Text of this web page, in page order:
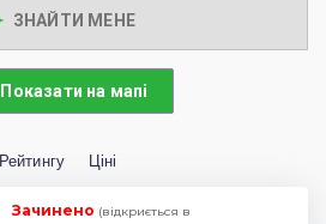
ЗНАЙТИ МЕНЕ
Показати на мапі
Рейтингу Ціні
Зачинено (відкриється в